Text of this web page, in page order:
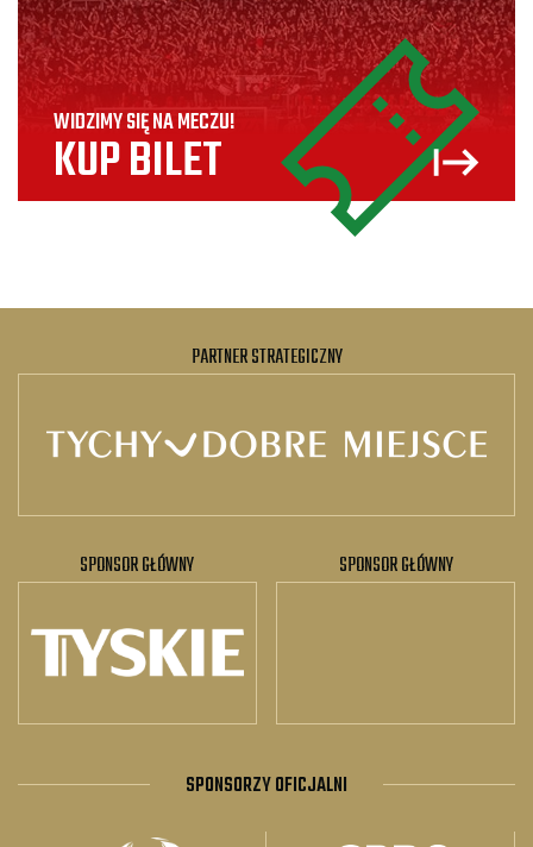
WIDZIMY SIĘ NA MECZU!
KUP BILET
PARTNER STRATEGICZNY
SPONSOR GŁÓWNY SPONSOR GŁÓWNY
SPONSORZY OFICJALNI